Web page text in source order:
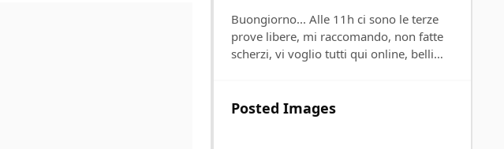
Buongiorno... Alle 11h ci sono le terze
prove libere, mi raccomando, non fatte
scherzi, vi voglio tutti qui online, belli
Posted Images